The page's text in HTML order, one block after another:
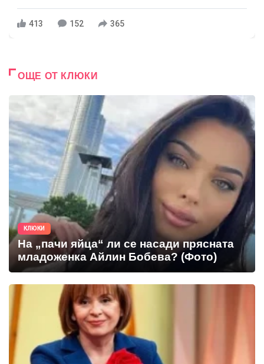
413 152 365
ОЩЕ ОТ КЛЮКИ
КЛЮКИ
На „пачи яйца“ ли се насади прясната
младоженка Айлин Бобева? (Фото)